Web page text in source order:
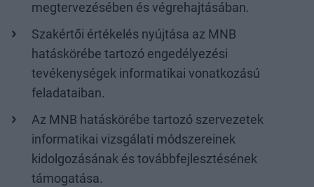
megtervezésében és végrehajtásában.
Szakértői értékelés nyújtása az MNB
hatáskörébe tartozó engedélyezési
tevékenységek informatikai vonatkozású
feladataiban.
Az MNB hatáskörébe tartozó szervezetek
informatikai vizsgálati módszereinek
kidolgozásának és továbbfejlesztésének
támogatása.